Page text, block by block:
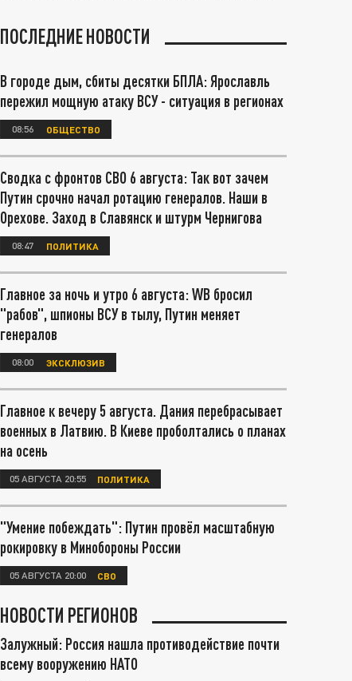
ПОСЛЕДНИЕ НОВОСТИ
В городе дым, сбиты десятки БПЛА: Ярославль
пережил мощную атаку ВСУ - ситуация в регионах
08:56 ОБЩЕСТВО
Сводка с фронтов СВО 6 августа: Так вот зачем
Путин срочно начал ротацию генералов. Наши в
Орехове. Заход в Славянск и штурм Чернигова
08:47 ПОЛИТИКА
Главное за ночь и утро 6 августа: WB бросил
"рабов", шпионы ВСУ в тылу, Путин меняет
генералов
08:00 ЭКСКЛЮЗИВ
Главное к вечеру 5 августа. Дания перебрасывает
военных в Латвию. В Киеве проболтались о планах
на осень
05 АВГУСТА 20:55 ПОЛИТИКА
"Умение побеждать": Путин провёл масштабную
рокировку в Минобороны России
05 АВГУСТА 20:00 СВО
НОВОСТИ РЕГИОНОВ
Залужный: Россия нашла противодействие почти
всему вооружению НАТО